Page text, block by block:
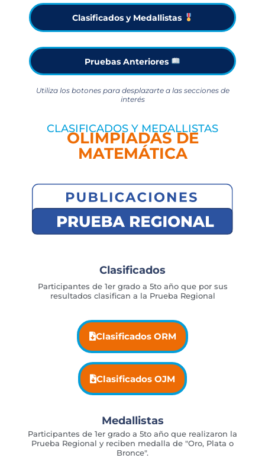
Clasificados y Medallistas
Pruebas Anteriores
Utiliza los botones para desplazarte a las secciones de
interés
CLASIFICADOS Y MEDALLISTAS
OLIMPIADAS DE
MATEMÁTICA
Clasificados
Participantes de 1er grado a 5to año que por sus
resultados clasifican a la Prueba Regional
Clasificados ORM
Clasificados OJM
Medallistas
Participantes de 1er grado a 5to año que realizaron la
Prueba Regional y reciben medalla de "Oro, Plata o
Bronce".